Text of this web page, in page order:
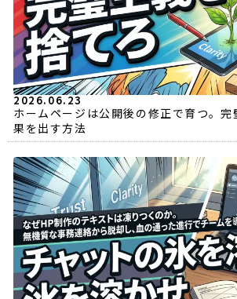
2026.06.23
ホームページは公開後の修正で育つ。
果を出す方法